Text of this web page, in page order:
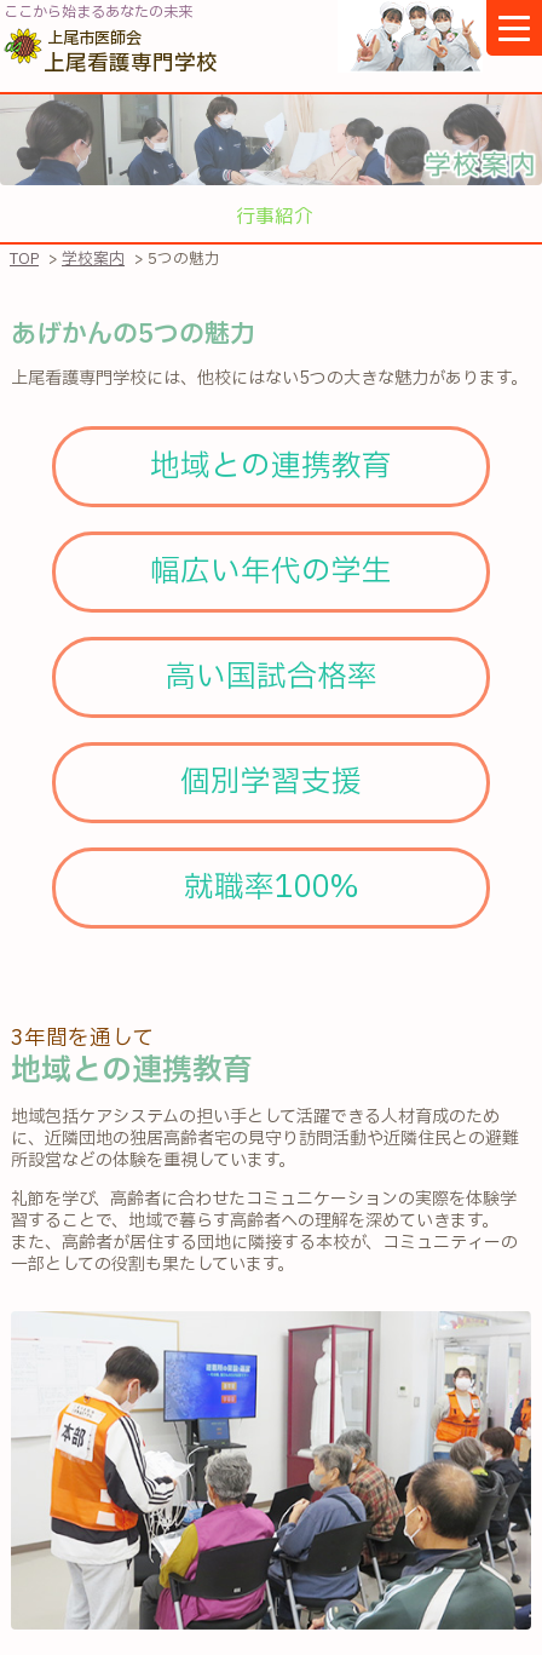
ここから始まるあなたの未来
上尾市医師会
上尾看護専門学校
行事紹介
TOP > 学校案内 > 5つの魅力
あげかんの5つの魅力
上尾看護専門学校には、他校にはない5つの大きな魅力があります。
地域との連携教育
幅広い年代の学生
高い国試合格率
個別学習支援
就職率100%
3年間を通して
地域との連携教育
地域包括ケアシステムの担い手として活躍できる人材育成のため
に、近隣団地の独居高齢者宅の見守り訪問活動や近隣住民との避難
所設営などの体験を重視しています。
礼節を学び、高齢者に合わせたコミュニケーションの実際を体験学
習することで、地域で暮らす高齢者への理解を深めていきます。
また、高齢者が居住する団地に隣接する本校が、コミュニティーの
一部としての役割も果たしています。